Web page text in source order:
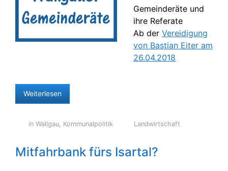
Gemeinderäte und
ihre Referate
Ab der Vereidigung
von Bastian Eiter am
26.04.2018
Weiterlesen
in Wallgau, Kommunalpolitik Landwirtschaft
Mitfahrbank fürs Isartal?